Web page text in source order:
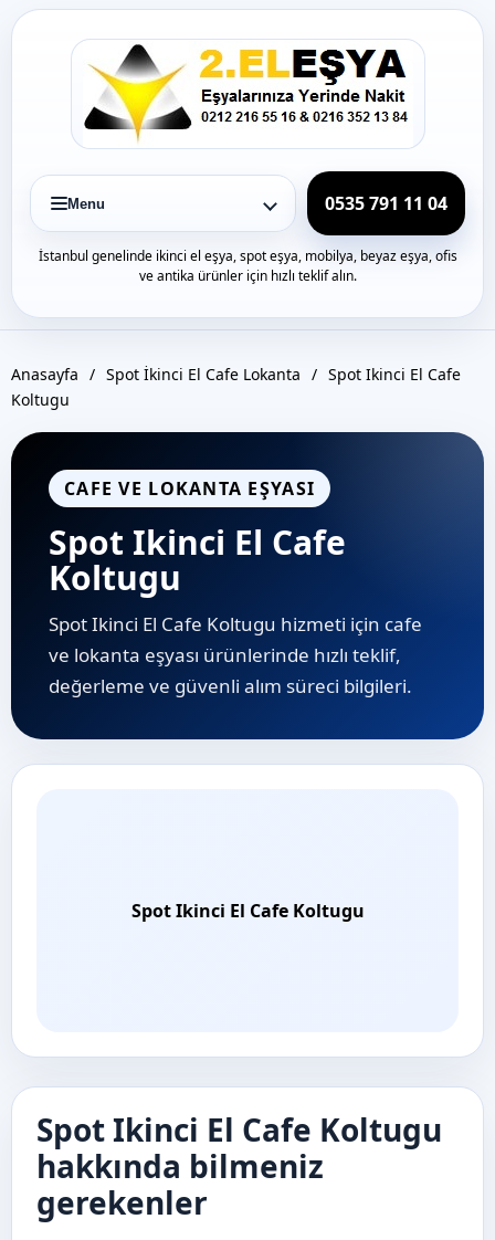
Icerige
Menu 0535 791 11 04
İstanbul genelinde ikinci el eşya, spot eşya, mobilya, beyaz eşya, ofis
ve antika ürünler için hızlı teklif alın.
Anasayfa / Spot İkinci El Cafe Lokanta / Spot Ikinci El Cafe
Koltugu
CAFE VE LOKANTA EŞYASI
Spot Ikinci El Cafe
Koltugu
Spot Ikinci El Cafe Koltugu hizmeti için cafe
ve lokanta eşyası ürünlerinde hızlı teklif,
değerleme ve güvenli alım süreci bilgileri.
Spot Ikinci El Cafe Koltugu
Spot Ikinci El Cafe Koltugu
hakkında bilmeniz
gerekenler